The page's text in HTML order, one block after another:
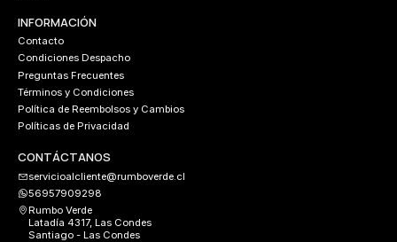
INFORMACIÓN
Contacto
Condiciones Despacho
Preguntas Frecuentes
Términos y Condiciones
Política de Reembolsos y Cambios
Políticas de Privacidad
CONTÁCTANOS
servicioalcliente@rumboverde.cl
56957909298
Rumbo Verde
Latadía 4317, Las Condes
Santiago - Las Condes